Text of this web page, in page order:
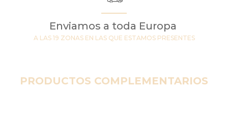
Enviamos a toda Europa
A LAS 19 ZONAS EN LAS QUE ESTAMOS PRESENTES
PRODUCTOS COMPLEMENTARIOS